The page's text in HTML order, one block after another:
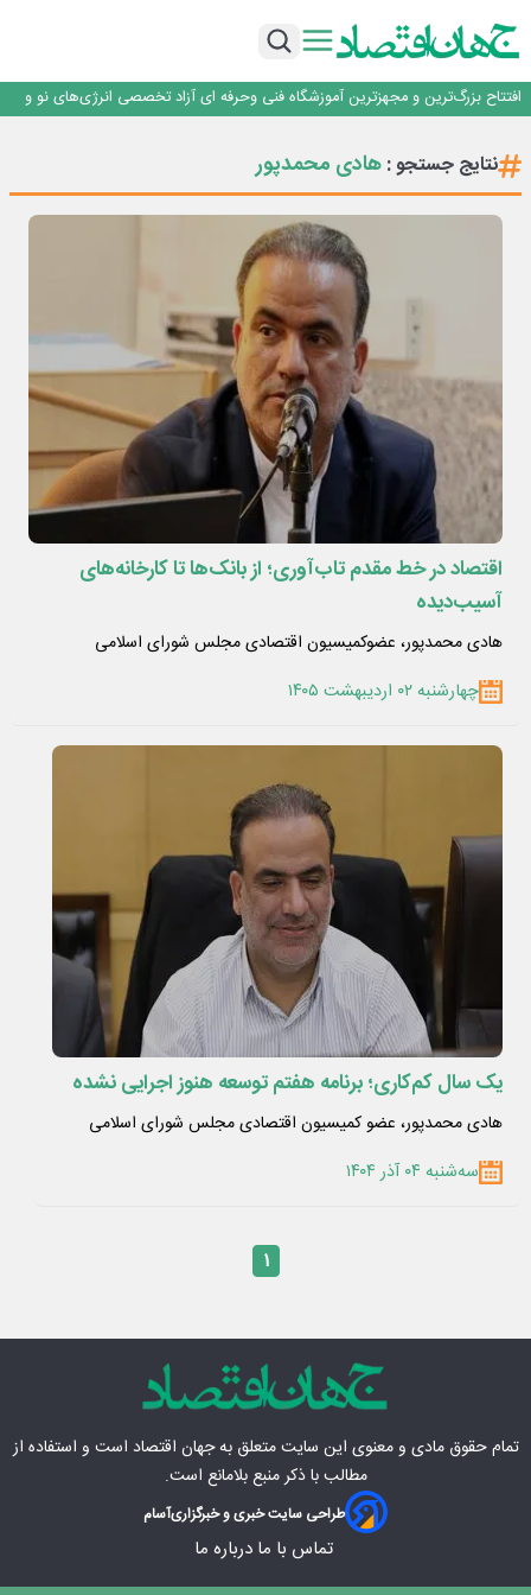
راهی که فولاد مبارکه پس از جنگ در پیش گرفت
افتتاح بزرگ‌ترین و مجهزترین آموزشگاه فنی وحرفه ای آزاد تخصصی انرژی‌های نو و
تجدیدپذیر با حضور استاندار اصفهان
حیات اکتشافات غدیر در هاله‌ای از ابهام
راهی که فولاد مبارکه پس از جنگ در پیش گرفت
افتتاح بزرگ‌ترین و مجهزترین آموزشگاه فنی وحرفه ای آزاد تخصصی انرژی‌های نو و
تجدیدپذیر با حضور استاندار اصفهان
نتایج جستجو :هادی محمدپور
اقتصاد در خط مقدم تاب‌آوری؛ از بانک‌ها تا کارخانه‌های
آسیب‌دیده
هادی محمدپور، عضوکمیسیون اقتصادی مجلس شورای اسلامی
چهارشنبه ۰۲ اردیبهشت ۱۴۰۵
یک سال کم‌کاری؛ برنامه هفتم توسعه هنوز اجرایی نشده
هادی محمدپور، عضو کمیسیون اقتصادی مجلس شورای اسلامی
سه‌شنبه ۰۴ آذر ۱۴۰۴
۱
تمام حقوق مادی‌ و معنوی این سایت متعلق بهجهان اقتصاد است و استفاده از
مطالب با ذکر منبع بلامانع است.
طراحی سایت خبری و خبرگزاریآسام
تماس با ما درباره ما